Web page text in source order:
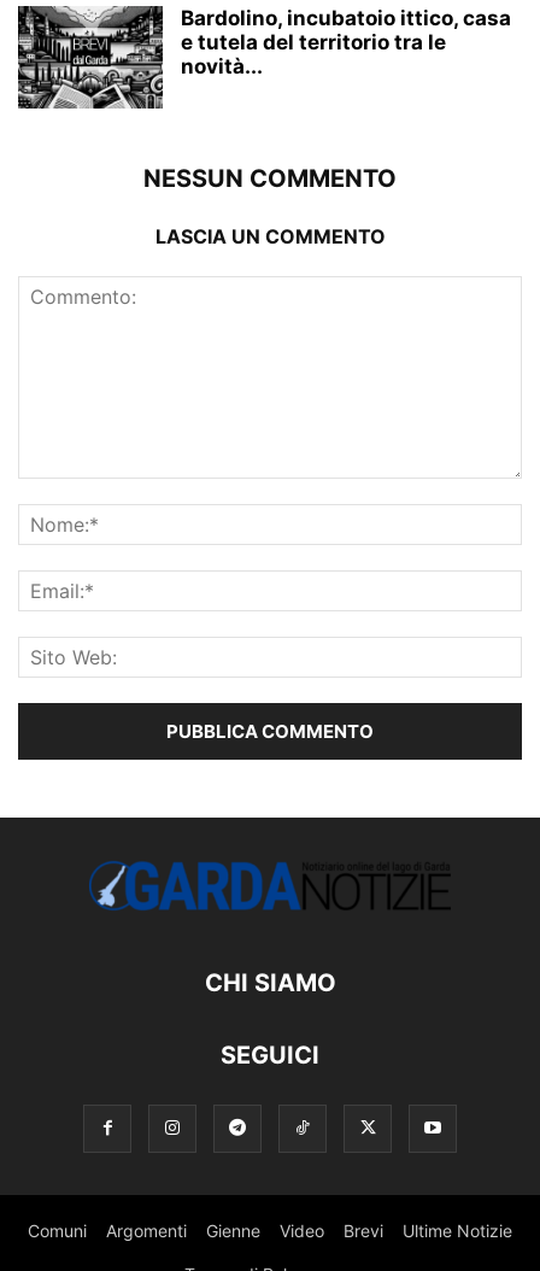
Bardolino, incubatoio ittico, casa
e tutela del territorio tra le
novità...
NESSUN COMMENTO
LASCIA UN COMMENTO
CHI SIAMO
SEGUICI
Comuni Argomenti Gienne Video Brevi Ultime Notizie